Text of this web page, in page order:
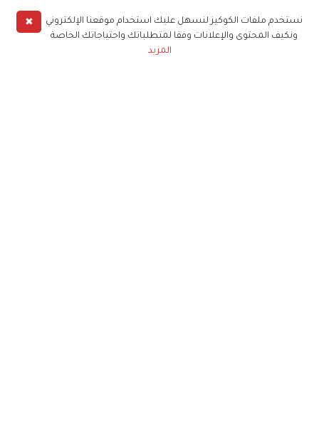
✖
نستخدم ملفات الكوكيز لنسهل عليك استخدام موقعنا الإلكتروني
ونكيف المحتوى والإعلانات وفقا لمتطلباتك واحتياجاتك الخاصة
المزيد